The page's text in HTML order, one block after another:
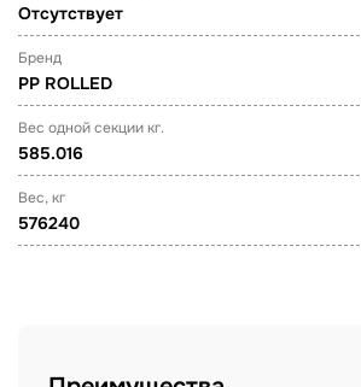
Отсутствует
Бренд
PP ROLLED
Вес одной секции кг.
585.016
Вес, кг
576240